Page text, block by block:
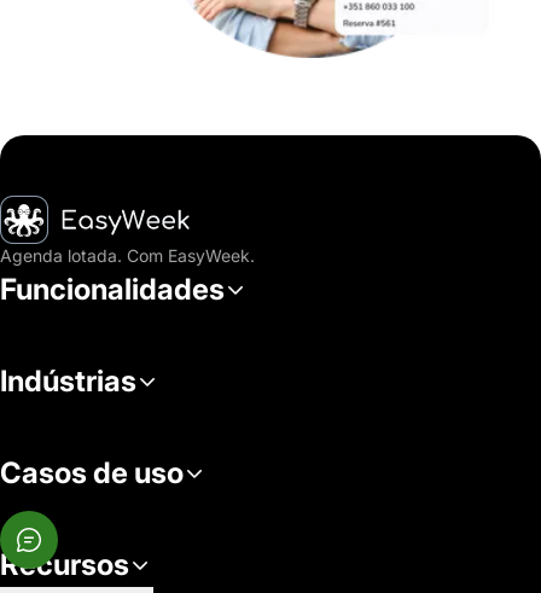
Página inicial
Agenda lotada. Com EasyWeek.
Funcionalidades
Indústrias
Casos de uso
Recursos